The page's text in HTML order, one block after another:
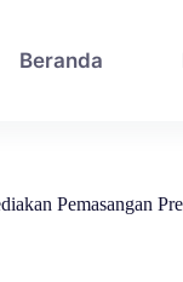
Beranda
Pemasangan